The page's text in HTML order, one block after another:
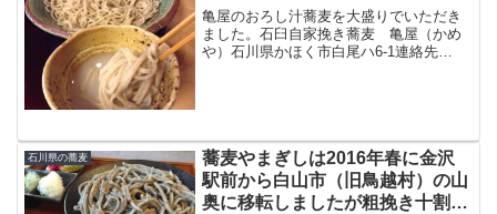
亀屋のおろし汁蕎麦を大盛りでいただき
ました。石臼自家挽き蕎麦 亀屋（かめ
や）石川県かほく市白尾ハ6-1連絡先
石川県の蕎麦
蕎麦やまぎしは2016年春に金沢
駅前から白山市（旧鳥越村）の山
奥に移転しましたが粗挽き十割そ